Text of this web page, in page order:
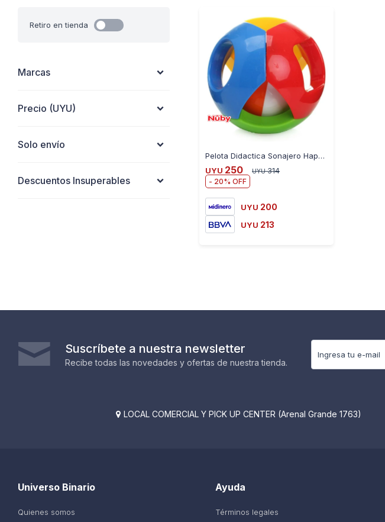
Pelota Didactica Sonajero Happy Ball
UYU 250 UYU 314
20
UYU 200
UYU 213
Marcas
Precio (UYU)
Retiro en tienda
Solo envío
Descuentos Insuperables
Suscríbete a nuestra newsletter
Recibe todas las novedades y ofertas de nuestra tienda.
 LOCAL COMERCIAL Y PICK UP CENTER (Arenal Grande 1763)
Ayuda
Términos legales
Universo Binario
Quienes somos